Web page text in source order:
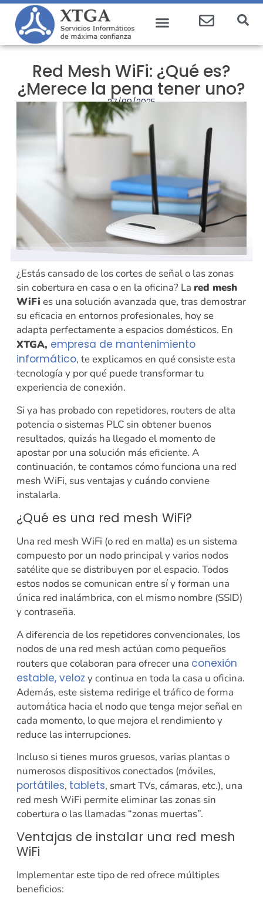
Red Mesh WiFi: ¿Qué es?
¿Merece la pena tener uno?
27/09/2025
¿Estás cansado de los cortes de señal o las zonas
sin cobertura en casa o en la oficina? La red mesh
WiFi es una solución avanzada que, tras demostrar
su eficacia en entornos profesionales, hoy se
adapta perfectamente a espacios domésticos. En
XTGA, empresa de mantenimiento
informático, te explicamos en qué consiste esta
tecnología y por qué puede transformar tu
experiencia de conexión.
Si ya has probado con repetidores, routers de alta
potencia o sistemas PLC sin obtener buenos
resultados, quizás ha llegado el momento de
apostar por una solución más eficiente. A
continuación, te contamos cómo funciona una red
mesh WiFi, sus ventajas y cuándo conviene
instalarla.
¿Qué es una red mesh WiFi?
Una red mesh WiFi (o red en malla) es un sistema
compuesto por un nodo principal y varios nodos
satélite que se distribuyen por el espacio. Todos
estos nodos se comunican entre sí y forman una
única red inalámbrica, con el mismo nombre (SSID)
y contraseña.
A diferencia de los repetidores convencionales, los
nodos de una red mesh actúan como pequeños
routers que colaboran para ofrecer una conexión
estable, veloz y continua en toda la casa u oficina.
Además, este sistema redirige el tráfico de forma
automática hacia el nodo que tenga mejor señal en
cada momento, lo que mejora el rendimiento y
reduce las interrupciones.
Incluso si tienes muros gruesos, varias plantas o
numerosos dispositivos conectados (móviles,
portátiles, tablets, smart TVs, cámaras, etc.), una
red mesh WiFi permite eliminar las zonas sin
cobertura o las llamadas “zonas muertas”.
Ventajas de instalar una red mesh
WiFi
Implementar este tipo de red ofrece múltiples
beneficios: